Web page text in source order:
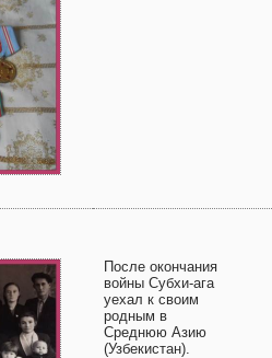
После окончания
войны Субхи-ага
уехал к своим
родным в
Среднюю Азию
(Узбекистан).